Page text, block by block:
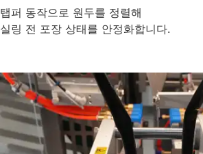
탭퍼 동작으로 원두를 정렬해
실링 전 포장 상태를 안정화합니다.